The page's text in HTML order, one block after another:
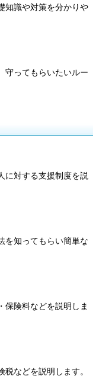
知識や対策を分かりや
守ってもらいたいルー
に対する支援制度を説
を知ってもらい簡単な
保険料などを説明しま
などを説明します。